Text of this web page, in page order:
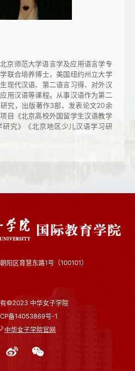
京师范大学语言学及应用语言学专
联合培养博士，美国纽约州立大学
现代汉语、第二语言习得、对外汉
用汉语等课程。从事汉语作为第二
究，出版著作3部、发表论文20余
目《北京高校外国留学生汉语教学
究》《北京地区少儿汉语学习研
阳区育慧东路1号（100101）
©2023 中华女子学院
备14053869号-1
中华女子学院官网